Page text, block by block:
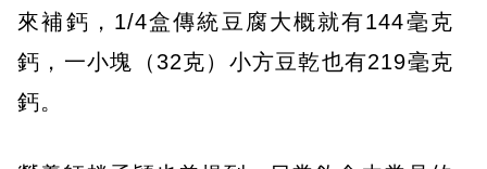
來補鈣，1/4盒傳統豆腐大概就有144毫克
鈣，一小塊（32克）小方豆乾也有219毫克
鈣。